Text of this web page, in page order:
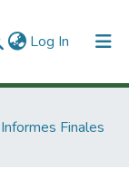
Log In (current)
Finales